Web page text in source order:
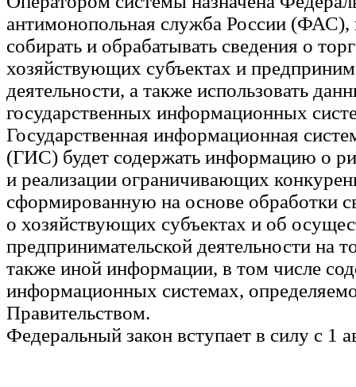
антимонопольная служба России (ФАС),
собирать и обрабатывать сведения о
хозяйствующих субъектах и
деятельности, а также использовать
государственных информационных
Государственная информационная
(ГИС) будет содержать информацию о
и реализации ограничивающих
сформированную на основе обработки
о хозяйствующих субъектах и об
предпринимательской деятельности на
также иной информации, в том числе
информационных системах,
Правительством.
Федеральный закон вступает в силу с 1